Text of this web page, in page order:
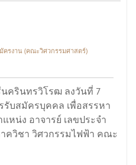
ครงาน (คณะวิศวกรรมศาสตร์)
ครินทรวิโรฒ ลงวันที่ 7
รับสมัครบุคคล เพื่อสรรหา
หน่ง อาจารย์ เลขประจำ
าควิชา วิศวกรรมไฟฟ้า คณะ